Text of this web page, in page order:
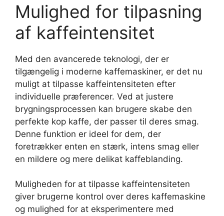
Mulighed for tilpasning
af kaffeintensitet
Med den avancerede teknologi, der er
tilgængelig i moderne kaffemaskiner, er det nu
muligt at tilpasse kaffeintensiteten efter
individuelle præferencer. Ved at justere
brygningsprocessen kan brugere skabe den
perfekte kop kaffe, der passer til deres smag.
Denne funktion er ideel for dem, der
foretrækker enten en stærk, intens smag eller
en mildere og mere delikat kaffeblanding.
Muligheden for at tilpasse kaffeintensiteten
giver brugerne kontrol over deres kaffemaskine
og mulighed for at eksperimentere med